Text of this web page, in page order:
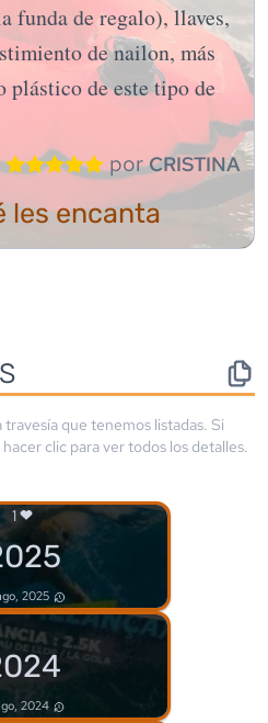
funda de regalo), llaves,
de nailon, más
de este tipo de
porCRISTINA
encanta
que tenemos listadas. Si
clic para ver todos los detalles.
1
2025
2024